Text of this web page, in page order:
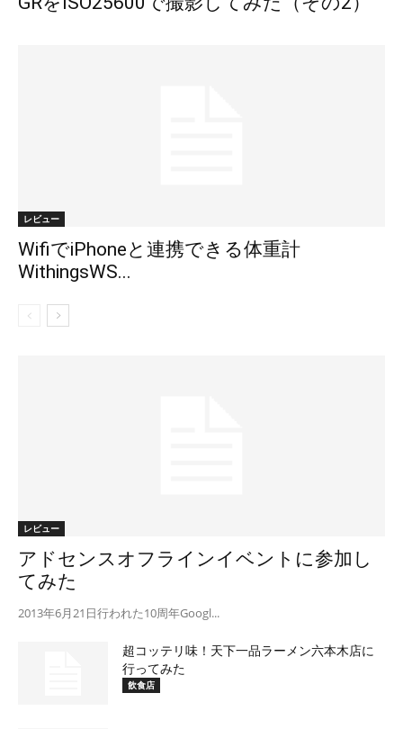
レビュー
WifiでiPhoneと連携できる体重計
WithingsWS...
レビュー
アドセンスオフラインイベントに参加し
てみた
2013年6月21日行われた10周年Googl...
超コッテリ味！天下一品ラーメン六本木店に
行ってみた
飲食店